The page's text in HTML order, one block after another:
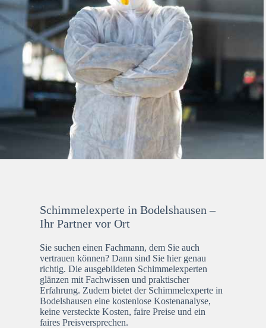
Schimmelexperte in Bodelshausen –
Ihr Partner vor Ort
Sie suchen einen Fachmann, dem Sie auch
vertrauen können? Dann sind Sie hier genau
richtig. Die ausgebildeten Schimmelexperten
glänzen mit Fachwissen und praktischer
Erfahrung. Zudem bietet der Schimmelexperte in
Bodelshausen eine kostenlose Kostenanalyse,
keine versteckte Kosten, faire Preise und ein
faires Preisversprechen.